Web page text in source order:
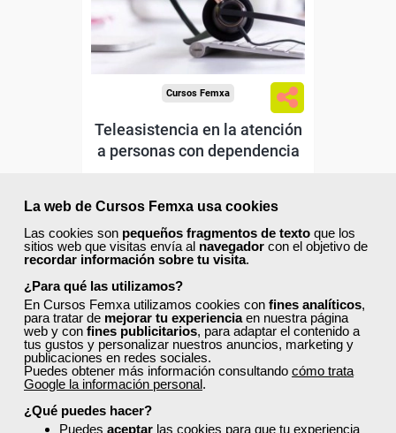
La web de Cursos Femxa usa cookies
Las cookies son pequeños fragmentos de texto que los
sitios web que visitas envía al navegador con el objetivo de
recordar información sobre tu visita.
¿Para qué las utilizamos?
En Cursos Femxa utilizamos cookies con fines analíticos,
para tratar de mejorar tu experienciaen nuestra página
web y con fines publicitarios, para adaptar el contenido a
tus gustos y personalizar nuestros anuncios, marketing y
publicaciones en redes sociales.
Puedes obtener más información consultando cómo trata
Google la información personal.
¿Qué puedes hacer?
Puedes aceptar las cookies para que tu experiencia
Sector
-Sanidad.
Cursos Femxa
Teleasistencia en la atención
a personas con dependencia
Curso Gratuito
Online (toda España)
Ver curso
2 19
ONLINE